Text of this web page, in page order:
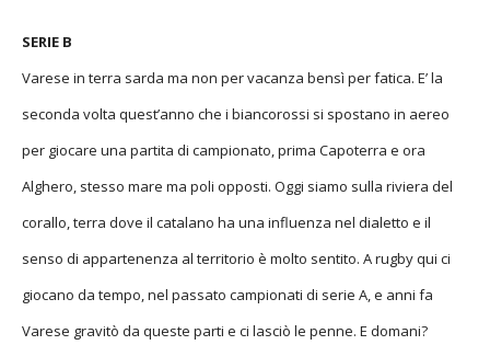
SERIE B
Varese in terra sarda ma non per vacanza bensì per fatica. E’ la
seconda volta quest’anno che i biancorossi si spostano in aereo
per giocare una partita di campionato, prima Capoterra e ora
Alghero, stesso mare ma poli opposti. Oggi siamo sulla riviera del
corallo, terra dove il catalano ha una influenza nel dialetto e il
senso di appartenenza al territorio è molto sentito. A rugby qui ci
giocano da tempo, nel passato campionati di serie A, e anni fa
Varese gravitò da queste parti e ci lasciò le penne. E domani?